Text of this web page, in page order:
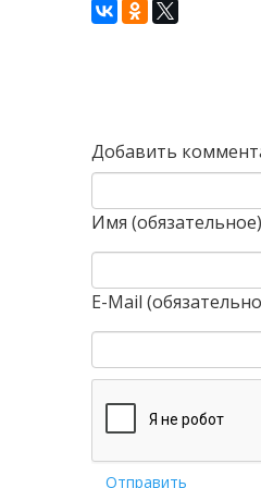
Добавить
Имя (обязательное)
E-Mail
Отправить